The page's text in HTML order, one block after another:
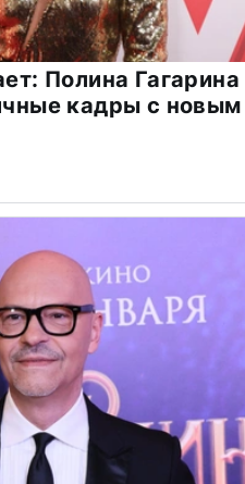
Полина Гагарина
кадры с новым